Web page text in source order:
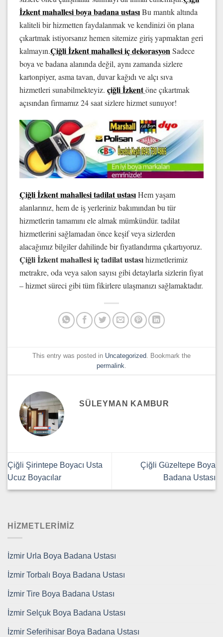
İzkent mahallesi boyabadana ustasıBu mantık altında
kaliteli bir hizmetten faydalanmak ve kendinizi ön plana
çıkartmak istiyorsanız hemen sitemize giriş yapmaktan geri
kalmayın.Çiğli İzkent mahallesi iç dekorasyonSadece
boya ve badana alanında değil, aynı zamanda sizlere
kartonpiyer, asma tavan, duvar kağıdı ve alçı sıva
hizmetleri sunabilmekteyiz. çiğli İzkentöne çıkartmak
açısından firmamız 24 saat sizlere hizmet sunuyor!
Çiğli İzkent mahallesi tadilat ustasıHem yaşam
alanlarınız, hem de iş yerleriniz bakımından bu tür
hizmetlerin tamamını ele almak mümkündür. tadilat
hizmetlerini sağlamadan önce keşif veya sizlerden
alacağımız bilgiler dahilinde bir fiyatlandırma çıkartıyoruz.
Çiğli İzkent mahallesiiç tadilat ustasıhizmetlerimiz
metrakre, oda veya salon sayısı gibi detaylarla sizlerin fiyat
– hizmet süreci gibi tüm fikirlere ulaşmanızı sağlamaktadır.
This entry was posted in Uncategorized . Bookmark the
permalink
SÜLEYMAN KAMBUR
Çiğli Şirintepe Boyacı Usta
Ucuz Boyacılar
Çiğli Güzeltepe Boya
Badana Ustası
HİZMETLERİMİZ
İzmir Urla Boya Badana Ustası
İzmir Torbalı Boya Badana Ustası
İzmir Tire Boya Badana Ustası
İzmir Selçuk Boya Badana Ustası
İzmir Seferihisar Boya Badana Ustası